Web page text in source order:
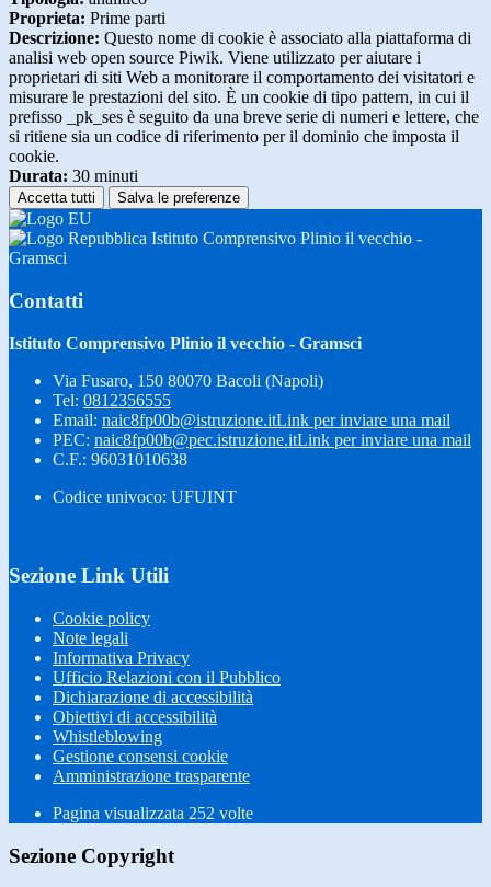
Proprieta: Prime parti
Descrizione: Questo nome di cookie è associato alla piattaforma di
analisi web open source Piwik. Viene utilizzato per aiutare i
proprietari di siti Web a monitorare il comportamento dei visitatori e
misurare le prestazioni del sito. È un cookie di tipo pattern, in cui il
prefisso _pk_ses è seguito da una breve serie di numeri e lettere, che
si ritiene sia un codice di riferimento per il dominio che imposta il
cookie.
Durata: 30 minuti
Accetta tutti Salva le preferenze
Istituto Comprensivo Plinio il vecchio -
Gramsci
Contatti
Istituto Comprensivo Plinio il vecchio - Gramsci
Via Fusaro, 150 80070 Bacoli (Napoli)
Tel: 0812356555
Email: naic8fp00b@istruzione.itLink per inviare una mail
PEC: naic8fp00b@pec.istruzione.itLink per inviare una mail
C.F.: 96031010638
Codice univoco: UFUINT
Sezione Link Utili
Cookie policy
Note legali
Informativa Privacy
Ufficio Relazioni con il Pubblico
Dichiarazione di accessibilità
Obiettivi di accessibilità
Whistleblowing
Gestione consensi cookie
Amministrazione trasparente
Pagina visualizzata 252 volte
Sezione Copyright